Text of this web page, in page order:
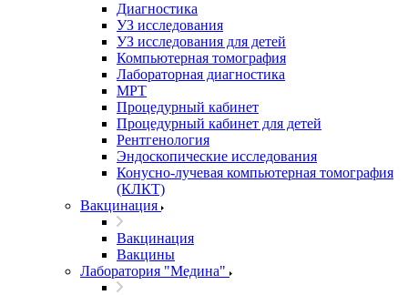
Диагностика
УЗ исследования
УЗ исследования для детей
Компьютерная томография
Лабораторная диагностика
МРТ
Процедурный кабинет
Процедурный кабинет для детей
Рентгенология
Эндоскопические исследования
Конусно-лучевая компьютерная томография
(КЛКТ)
Вакцинация
Вакцинация
Вакцины
Лаборатория "Медина"